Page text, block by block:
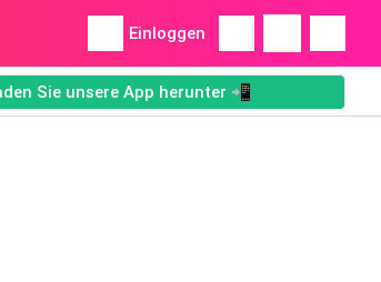
Einloggen
Sie unsere App herunter 📲